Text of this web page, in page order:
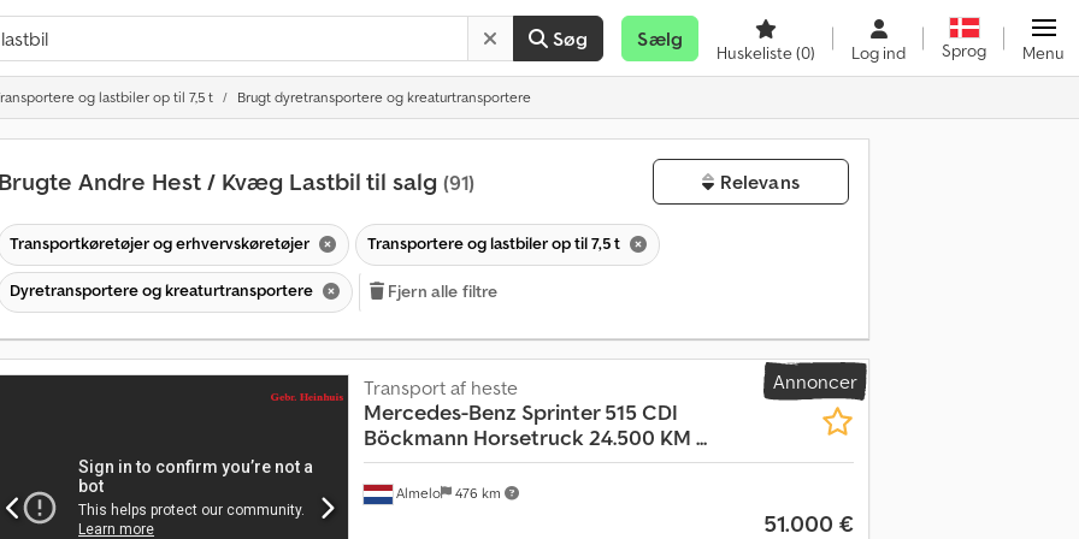
Søg Sælg
Huskeliste(0) Log ind Sprog Menu
og lastbiler op til 7,5 t Brugt dyretransportere og kreaturtransportere
Brugte Andre Hest / Kvæg Lastbil til salg (91) Relevans
Transportkøretøjer og erhvervskøretøjer Transportere og lastbiler op til 7,5 t
Dyretransportere og kreaturtransportere Fjern alle filtre
Annoncer
Almelo 476 km
Transport af heste
Mercedes-Benz Sprinter 515 CDI
Böckmann Horsetruck 24.500 KM ...
51.000 €